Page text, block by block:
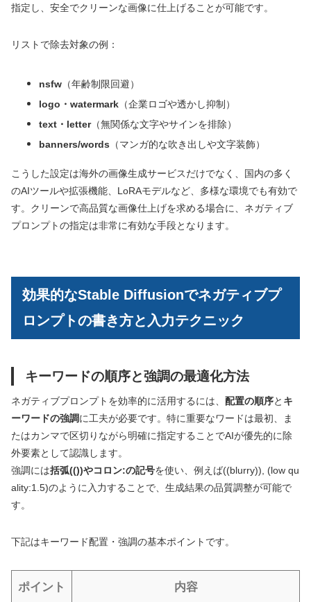
指定し、安全でクリーンな画像に仕上げることが可能です。
リストで除去対象の例：
nsfw （年齢制限回避）
logo・watermark （企業ロゴや透かし抑制）
text・letter（無関係な文字やサインを排除）
banners/words （マンガ的な吹き出しや文字装飾）
こうした設定は海外の画像生成サービスだけでなく、国内の多く
のAIツールや拡張機能、LoRAモデルなど、多様な環境でも有効で
す。クリーンで高品質な画像仕上げを求める場合に、ネガティブ
プロンプトの指定は非常に有効な手段となります。
効果的なStable Diffusionでネガティブプ
ロンプトの書き方と入力テクニック
キーワードの順序と強調の最適化方法
ネガティブプロンプトを効率的に活用するには、 配置の順序と キ
ーワードの強調に工夫が必要です。特に重要なワードは最初、ま
たはカンマで区切りながら明確に指定することでAIが優先的に除
外要素として認識します。
強調には括弧(())やコロン:の記号を使い、例えば((blurry)), (low qu
ality:1.5)のように入力することで、生成結果の品質調整が可能で
す。
下記はキーワード配置・強調の基本ポイントです。
ポイント 内容